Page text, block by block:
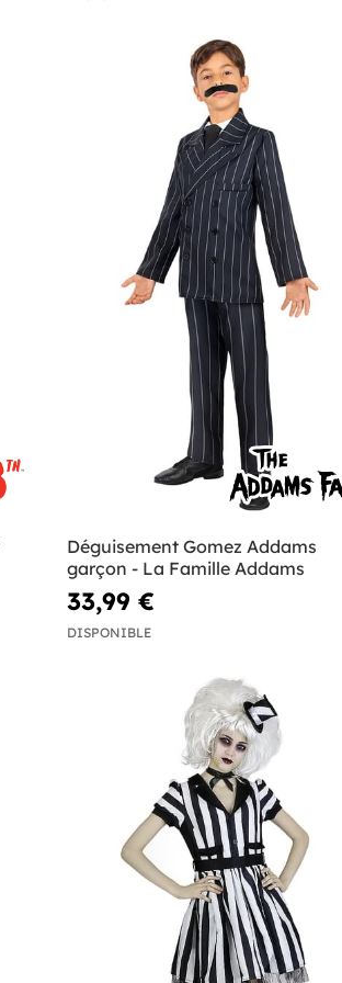
Déguisement Gomez Addams
garçon - La Famille Addams
33,99 €
DISPONIBLE